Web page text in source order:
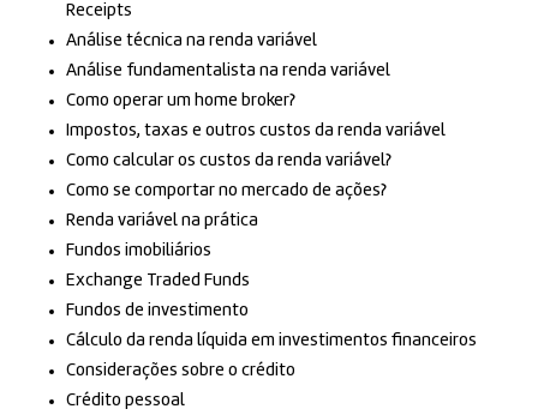
Receipts
Análise técnica na renda variável
Análise fundamentalista na renda variável
Como operar um home broker?
Impostos, taxas e outros custos da renda variável
Como calcular os custos da renda variável?
Como se comportar no mercado de ações?
Renda variável na prática
Fundos imobiliários
Exchange Traded Funds
Fundos de investimento
Cálculo da renda líquida em investimentos financeiros
Considerações sobre o crédito
Crédito pessoal